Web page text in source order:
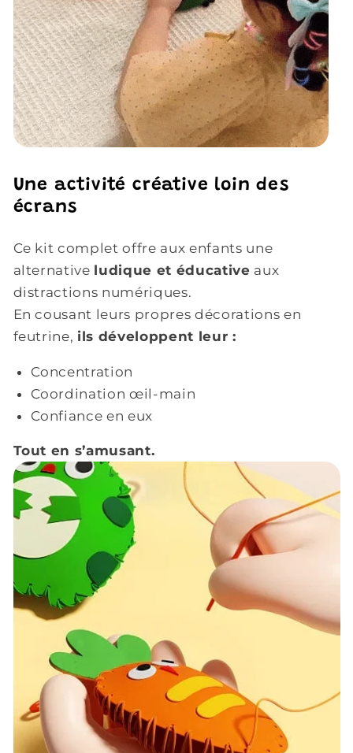
Une activité créative loin des
écrans
Ce kit complet offre aux enfants une
alternative ludique et éducative aux
distractions numériques.
En cousant leurs propres décorations en
feutrine, ils développent leur :
Concentration
Coordination œil-main
Confiance en eux
Tout en s’amusant.